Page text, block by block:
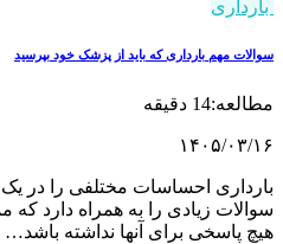
مهم بارداری که باید از پزشک خود بپرسید
دقیقه
۰۳/۱۶
احساسات مختلفی را در یک زن
زیادی را به همراه دارد که
پاسخی برای آنها نداشته باشد…